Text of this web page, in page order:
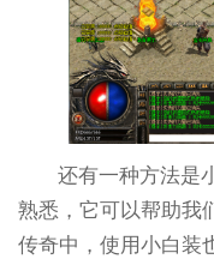
还有一种方法是
熟悉，它可以帮助我
传奇中，使用小白装